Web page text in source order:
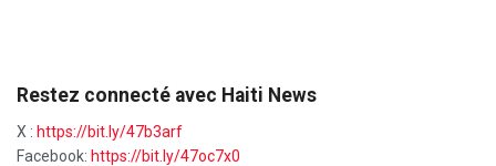
Restez connecté avec Haiti News
X : https://bit.ly/47b3arf
Facebook: https://bit.ly/47oc7x0